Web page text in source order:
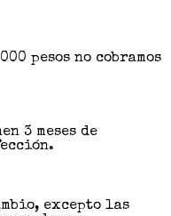
pesos no cobramos
3 meses de
excepto las